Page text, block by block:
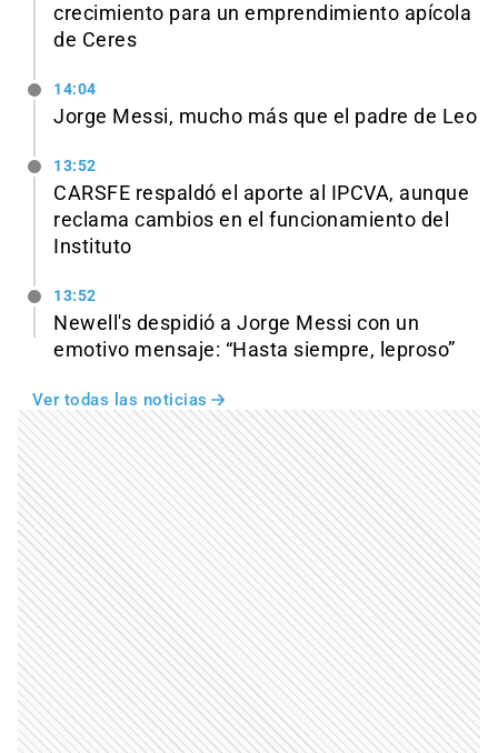
crecimiento para un emprendimiento apícola
de Ceres
14:04
Jorge Messi, mucho más que el padre de Leo
13:52
CARSFE respaldó el aporte al IPCVA, aunque
reclama cambios en el funcionamiento del
Instituto
13:52
Newell's despidió a Jorge Messi con un
emotivo mensaje: “Hasta siempre, leproso”
Ver todas las noticias